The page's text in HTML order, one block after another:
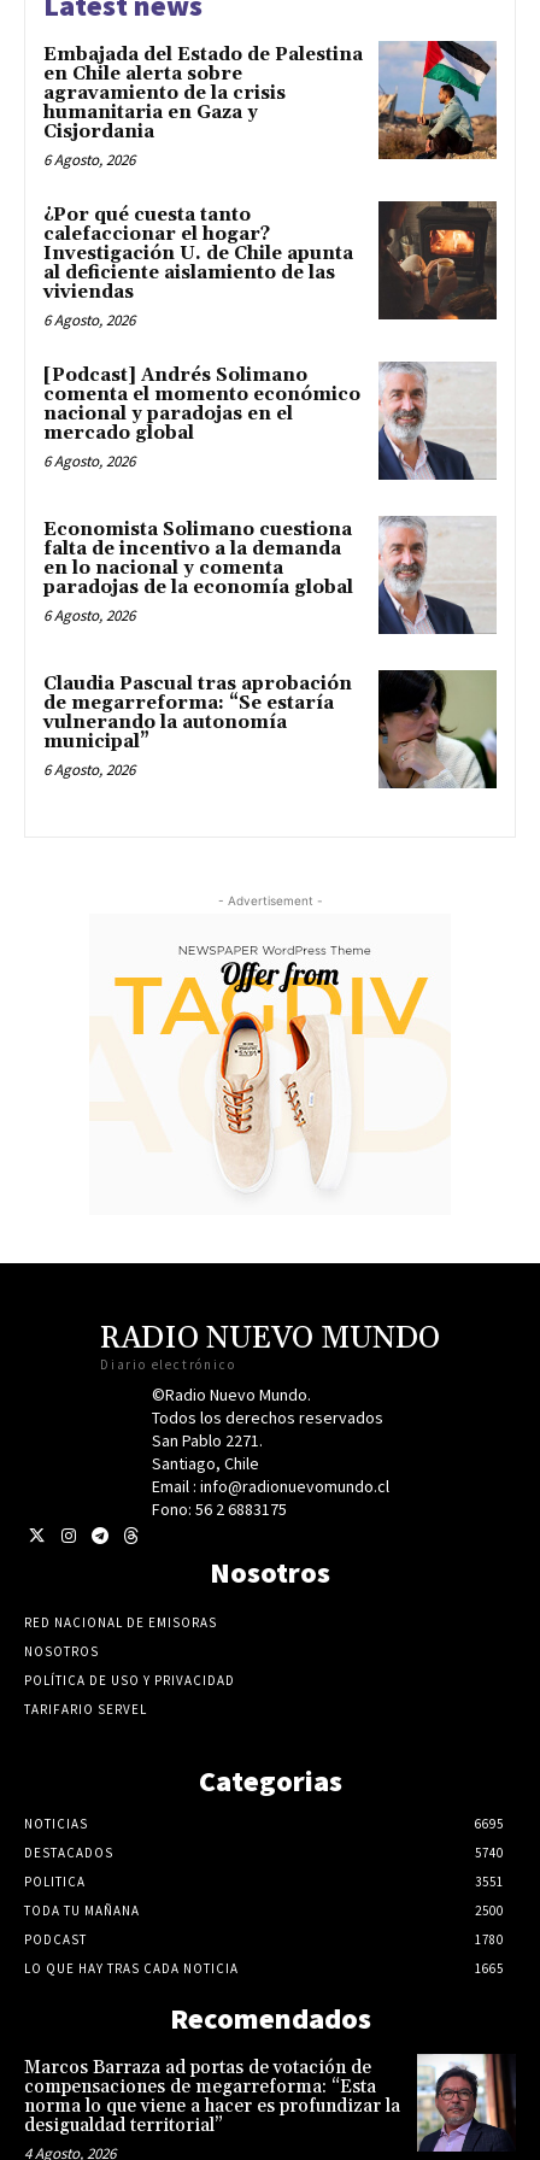
Embajada del Estado de Palestina
en Chile alerta sobre
agravamiento de la crisis
humanitaria en Gaza y
Cisjordania
6 Agosto, 2026
¿Por qué cuesta tanto
calefaccionar el hogar?
Investigación U. de Chile apunta
al deficiente aislamiento de las
viviendas
6 Agosto, 2026
[Podcast] Andrés Solimano
comenta el momento económico
nacional y paradojas en el
mercado global
6 Agosto, 2026
Economista Solimano cuestiona
falta de incentivo a la demanda
en lo nacional y comenta
paradojas de la economía global
6 Agosto, 2026
Claudia Pascual tras aprobación
de megarreforma: “Se estaría
vulnerando la autonomía
municipal”
6 Agosto, 2026
- Advertisement -
RADIO NUEVO MUNDO
Diario electrónico
©Radio Nuevo Mundo.
Todos los derechos reservados
San Pablo 2271.
Santiago, Chile
Email : info@radionuevomundo.cl
Fono: 56 2 6883175
Nosotros
RED NACIONAL DE EMISORAS
NOSOTROS
POLÍTICA DE USO Y PRIVACIDAD
TARIFARIO SERVEL
Categorias
NOTICIAS
6695
DESTACADOS
5740
POLITICA
3551
TODA TU MAÑANA
2500
PODCAST
1780
LO QUE HAY TRAS CADA NOTICIA
1665
Recomendados
Marcos Barraza ad portas de votación de
compensaciones de megarreforma: “Esta
norma lo que viene a hacer es profundizar la
desigualdad territorial”
4 Agosto, 2026